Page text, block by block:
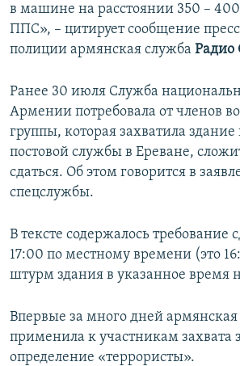
в машине на расстоянии 350 – 400
ППС», – цитирует сообщение
полиции армянская служба Радио
Ранее 30 июля Служба
Армении потребовала от членов
группы, которая захватила здание
постовой службы в Ереване,
сдаться. Об этом говорится в
спецслужбы.
В тексте содержалось требование
17:00 по местному времени (это
штурм здания в указанное время
Впервые за много дней армянская
применила к участникам захвата
определение «террористы».